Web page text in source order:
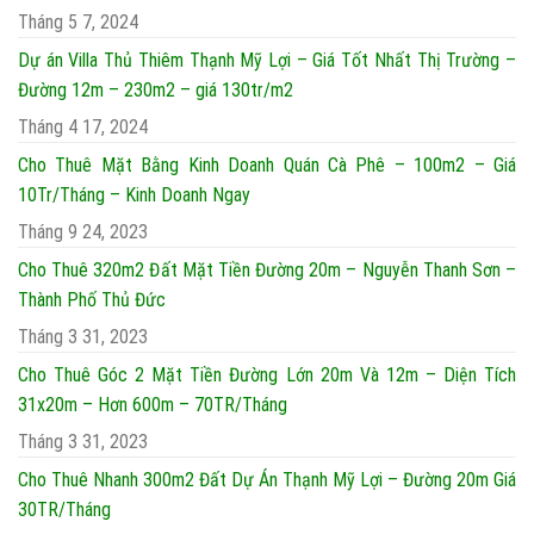
Tháng 5 7, 2024
Dự án Villa Thủ Thiêm Thạnh Mỹ Lợi – Giá Tốt Nhất Thị Trường –
Đường 12m – 230m2 – giá 130tr/m2
Tháng 4 17, 2024
Cho Thuê Mặt Bằng Kinh Doanh Quán Cà Phê – 100m2 – Giá
10Tr/Tháng – Kinh Doanh Ngay
Tháng 9 24, 2023
Cho Thuê 320m2 Đất Mặt Tiền Đường 20m – Nguyễn Thanh Sơn –
Thành Phố Thủ Đức
Tháng 3 31, 2023
Cho Thuê Góc 2 Mặt Tiền Đường Lớn 20m Và 12m – Diện Tích
31x20m – Hơn 600m – 70TR/Tháng
Tháng 3 31, 2023
Cho Thuê Nhanh 300m2 Đất Dự Án Thạnh Mỹ Lợi – Đường 20m Giá
30TR/Tháng